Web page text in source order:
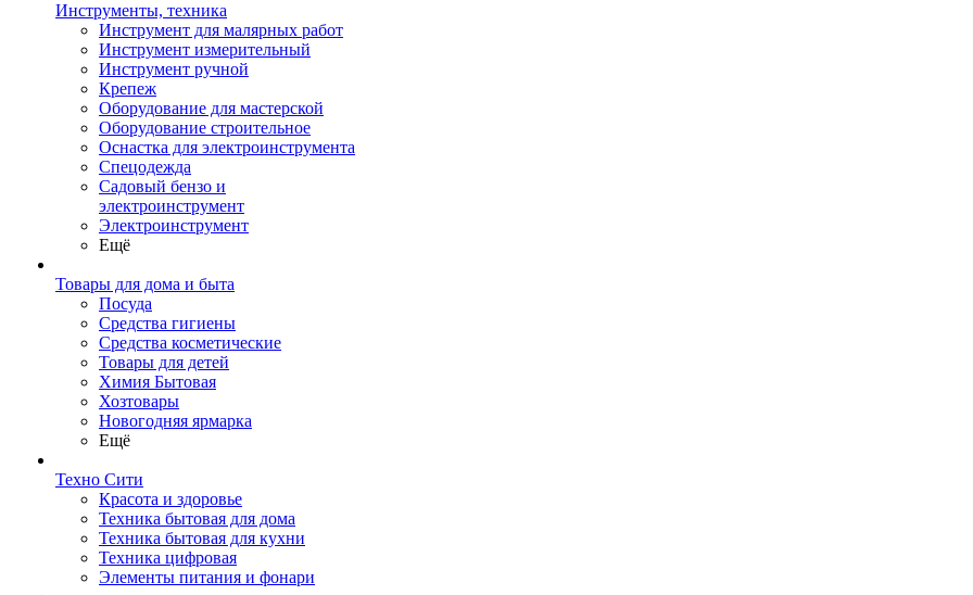
Инструменты, техника
Инструмент для малярных работ
Инструмент измерительный
Инструмент ручной
Крепеж
Оборудование для мастерской
Оборудование строительное
Оснастка для электроинструмента
Спецодежда
Садовый бензо и
электроинструмент
Электроинструмент
Ещё
Товары для дома и быта
Посуда
Средства гигиены
Средства косметические
Товары для детей
Химия Бытовая
Хозтовары
Новогодняя ярмарка
Ещё
Техно Сити
Красота и здоровье
Техника бытовая для дома
Техника бытовая для кухни
Техника цифровая
Элементы питания и фонари